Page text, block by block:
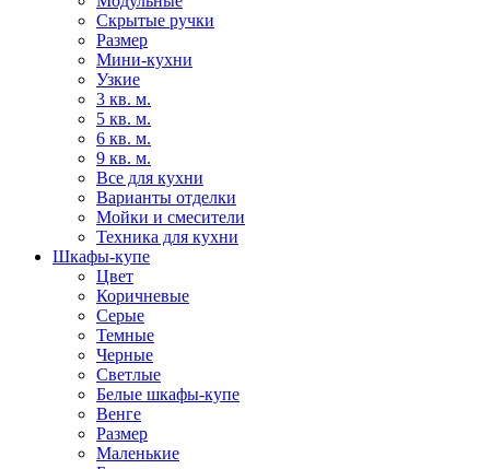
Скрытые ручки
Размер
Мини-кухни
Узкие
3 кв. м.
5 кв. м.
6 кв. м.
9 кв. м.
Все для кухни
Варианты отделки
Мойки и смесители
Техника для кухни
Шкафы-купе
Цвет
Коричневые
Серые
Темные
Черные
Светлые
Белые шкафы-купе
Венге
Размер
Маленькие